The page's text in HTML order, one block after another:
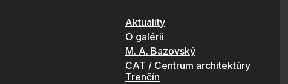
Aktuality
O galérii
M. A. Bazovský
CAT / Centrum architektúry
Trenčín